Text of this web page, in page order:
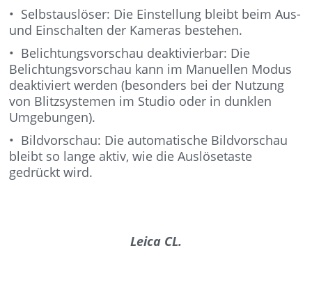
• Selbstauslöser: Die Einstellung bleibt beim Aus-
und Einschalten der Kameras bestehen.
• Belichtungsvorschau deaktivierbar: Die
Belichtungsvorschau kann im Manuellen Modus
deaktiviert werden (besonders bei der Nutzung
von Blitzsystemen im Studio oder in dunklen
Umgebungen).
• Bildvorschau: Die automatische Bildvorschau
bleibt so lange aktiv, wie die Auslösetaste
gedrückt wird.
Leica CL.